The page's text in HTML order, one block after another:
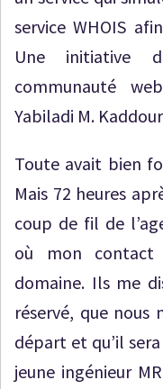
service WHOIS
Une initiative
communauté
Yabiladi M.
Toute avait bien
Mais 72 heures
coup de fil de
où mon
domaine. Ils me
réservé, que nous
départ et qu’il
jeune ingénieur